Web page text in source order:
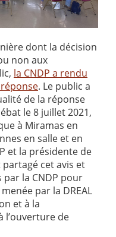
dont la décision
non aux
la CNDP a rendu
. Le public a
de la réponse
le 8 juillet 2021,
à Miramas en
en salle et en
et la présidente de
partagé cet avis et
la CNDP pour
par la DREAL
et à la
l’ouverture de